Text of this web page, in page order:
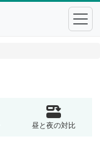
昼と夜の対比